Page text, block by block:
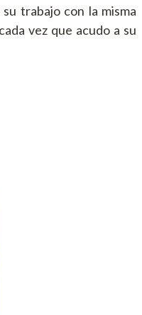
trabajo con la misma
vez que acudo a su